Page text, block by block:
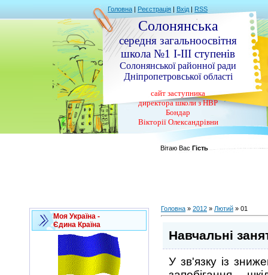
Головна | Реєстрація | Вхід | RSS
Солонянська
середня загальноосвітня
школа №1 І-ІІІ ступенів
Солонянської районної ради
Дніпропетровської області
сайт заступника
директора школи з НВР
Бондар
Вікторії Олександрівни
Вітаю Вас Гість
Моя Україна -
Єдина Країна
Головна » 2012 » Лютий » 01
Навчальні
У зв'язку із